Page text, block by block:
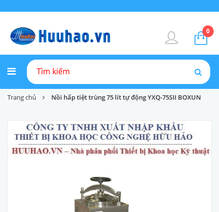
0
Trang chủ Nồi hấp tiệt trùng 75 lít tự động YXQ-75SII BOXUN